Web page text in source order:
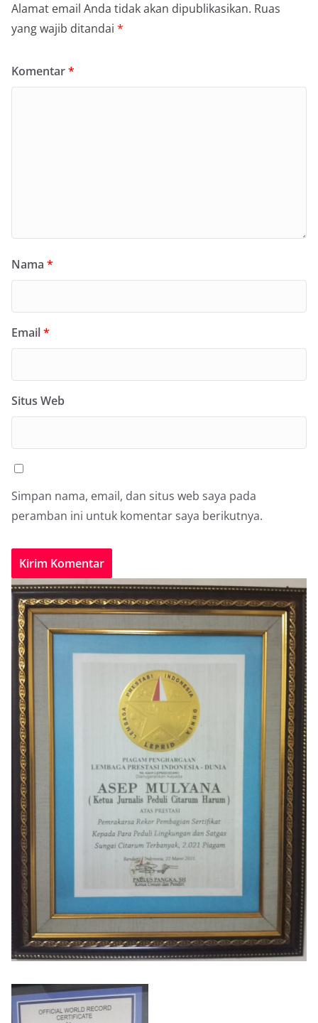
Alamat email Anda tidak akan dipublikasikan. Ruas
yang wajib ditandai *
Komentar*
Nama *
Email*
Situs Web
Simpan nama, email, dan situs web saya pada
peramban ini untuk komentar saya berikutnya.